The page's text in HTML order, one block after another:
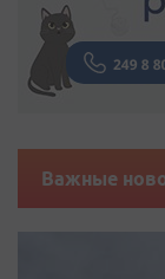
Важные